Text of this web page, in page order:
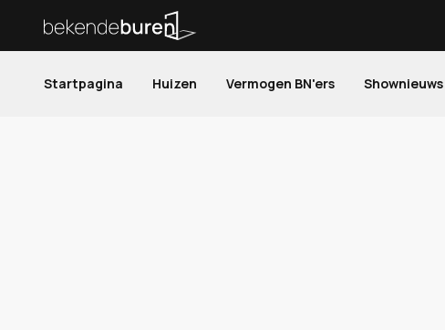
Startpagina Huizen Vermogen BN'ers Shownieuws